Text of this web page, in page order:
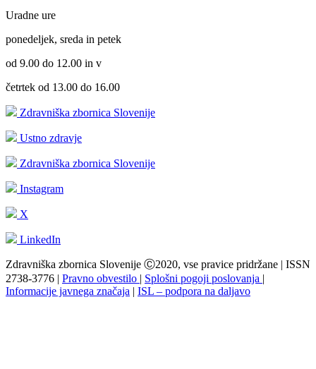
Uradne ure
ponedeljek, sreda in petek
od 9.00 do 12.00 in v
četrtek od 13.00 do 16.00
Zdravniška zbornica Slovenije
Ustno zdravje
Zdravniška zbornica Slovenije
Instagram
X
LinkedIn
Zdravniška zbornica Slovenije Ⓒ2020, vse pravice pridržane | ISSN
2738-3776 | Pravno obvestilo | Splošni pogoji poslovanja |
Informacije javnega značaja | ISL – podpora na daljavo